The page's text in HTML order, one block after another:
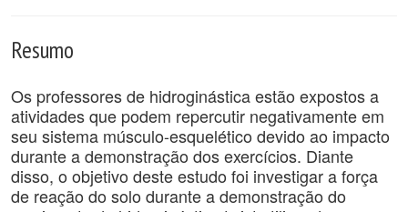
Resumo
Os professores de hidroginástica estão expostos a
atividades que podem repercutir negativamente em
seu sistema músculo-esquelético devido ao impacto
durante a demonstração dos exercícios. Diante
disso, o objetivo deste estudo foi investigar a força
de reação do solo durante a demonstração do